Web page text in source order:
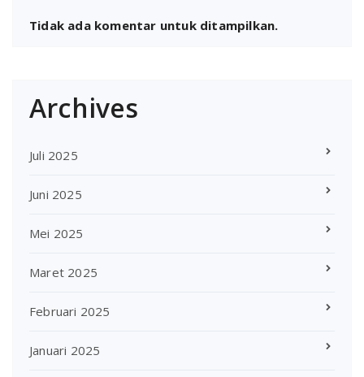
Tidak ada komentar untuk ditampilkan.
Archives
Juli 2025
Juni 2025
Mei 2025
Maret 2025
Februari 2025
Januari 2025